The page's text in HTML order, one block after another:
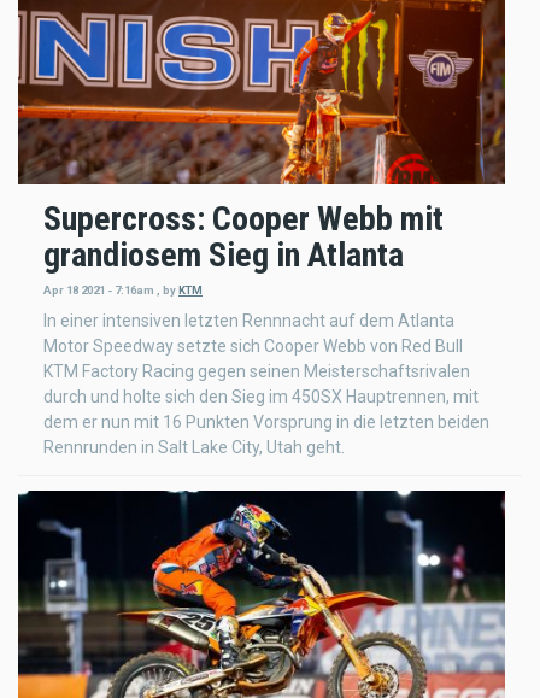
Supercross: Cooper Webb mit
grandiosem Sieg in Atlanta
Apr 18 2021 - 7:16am , byKTM
In einer intensiven letzten Rennnacht auf dem Atlanta
Motor Speedway setzte sich Cooper Webb von Red Bull
KTM Factory Racing gegen seinen Meisterschaftsrivalen
durch und holte sich den Sieg im 450SX Hauptrennen, mit
dem er nun mit 16 Punkten Vorsprung in die letzten beiden
Rennrunden in Salt Lake City, Utah geht.